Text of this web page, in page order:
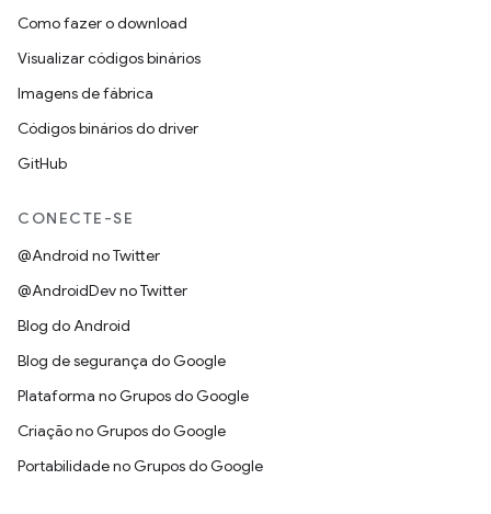
Como fazer o download
Visualizar códigos binários
Imagens de fábrica
Códigos binários do driver
GitHub
CONECTE-SE
@Android no Twitter
@AndroidDev no Twitter
Blog do Android
Blog de segurança do Google
Plataforma no Grupos do Google
Criação no Grupos do Google
Portabilidade no Grupos do Google